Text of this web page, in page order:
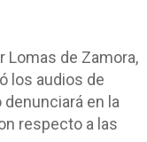
Lomas de Zamora,
los audios de
en la
respecto a las